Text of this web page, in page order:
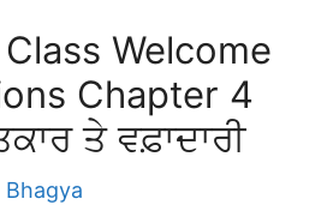
Welcome
Chapter 4
ਤੇ ਵਫ਼ਾਦਾਰੀ
Bhagya